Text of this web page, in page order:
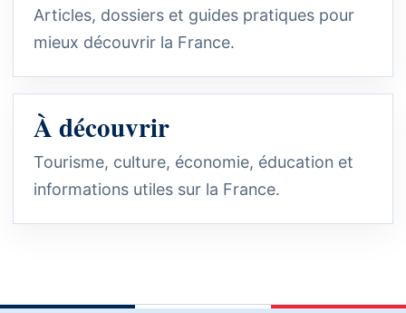
Articles, dossiers et guides pratiques pour
mieux découvrir la France.
À découvrir
Tourisme, culture, économie, éducation et
informations utiles sur la France.